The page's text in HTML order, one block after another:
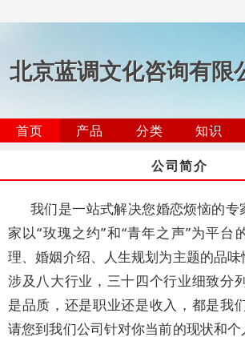
北京蓝调文化咨询有限
首页 产品 分类 知识
公司简介
我们是一站式解决您婚恋烦恼的专
家以“玫瑰之约”和“青年之声”为平台
理、婚姻介绍、人生规划为主题的品
涉及八大行业，三十四个行业细致分
是品质，还是职业还是收入，都是我
请您到我们公司针对你当前的现状和